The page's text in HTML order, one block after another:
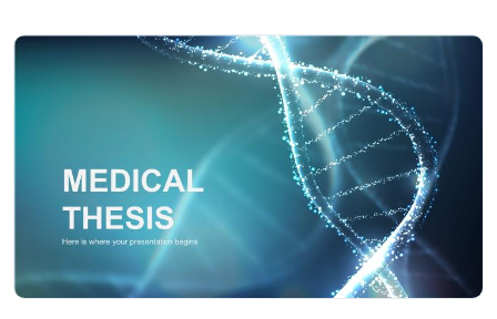
điều đó, nhưng bạn có thể làm. Trong trường hợp đó, hãy
giúp đỡ! Lấy mẫu này để chuẩn bị một số slide trong đó
bạn giải thích chi tiết phương pháp sư phạm này (và nếu
luận án của bạn nói riêng về chủ đề này, thậm chí còn tốt
hơn). Để đạt được sự tương phản thị giác đẹp, nền màu
xanh đậm có sự bổ sung hoàn hảo dưới dạng các hình
dạng đầy màu sắc. Đôi mắt không nhịn được nhìn vào màn
hình lúc này!